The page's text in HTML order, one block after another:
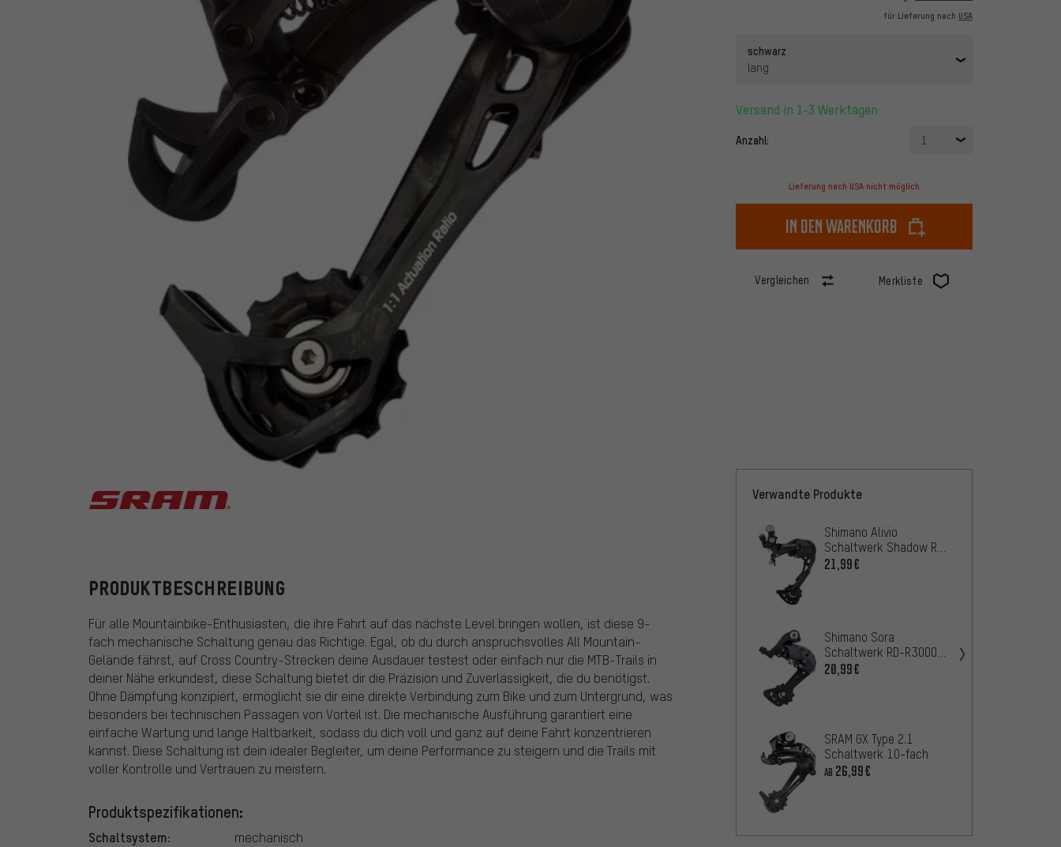
für Lieferung nach USA
schwarz
lang
Versand in 1-3 Werktagen
Anzahl: 1
Lieferung nach USA nicht möglich
In den Warenkorb
Vergleichen Merkliste
SRAM
PRODUKTBESCHREIBUNG
Für alle Mountainbike-Enthusiasten, die ihre Fahrt auf das nächste Level bringen wollen, ist diese 9-
fach mechanische Schaltung genau das Richtige. Egal, ob du durch anspruchsvolles All Mountain-
Gelände fährst, auf Cross Country-Strecken deine Ausdauer testest oder einfach nur die MTB-Trails in
deiner Nähe erkundest, diese Schaltung bietet dir die Präzision und Zuverlässigkeit, die du benötigst.
Ohne Dämpfung konzipiert, ermöglicht sie dir eine direkte Verbindung zum Bike und zum Untergrund, was
besonders bei technischen Passagen von Vorteil ist. Die mechanische Ausführung garantiert eine
einfache Wartung und lange Haltbarkeit, sodass du dich voll und ganz auf deine Fahrt konzentrieren
kannst. Diese Schaltung ist dein idealer Begleiter, um deine Performance zu steigern und die Trails mit
voller Kontrolle und Vertrauen zu meistern.
Produktspezifikationen:
Schaltsystem: mechanisch
Verwandte Produkte
Shimano Alivio
Schaltwerk Shadow RD-
M3100 9-fach
21,99€
Shimano Sora
Schaltwerk RD-R3000
9-fach
20,99€
SRAM GX Type 2.1
Schaltwerk 10-fach
AB 26,99€